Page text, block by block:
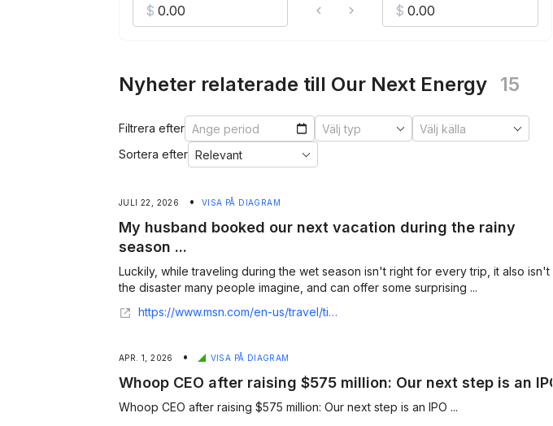
Nyheter relaterade till Our Next Energy 15
Filtrera efter
Sortera efter
JULI 22, 2026 • VISA PÅ DIAGRAM
My husband booked our next vacation during the rainy
season ...
Luckily, while traveling during the wet season isn't right for every trip, it also isn't
the disaster many people imagine, and can offer some surprising ...
https://www.msn.com/en-us/travel/tips/my-husband-booked-our-next-vacation-during-the-rainy-season-because-it-was-cheaper-did-we-make-a-huge-mistake/ss-AA28ngic
APR. 1, 2026 • VISA PÅ DIAGRAM
Whoop CEO after raising $575 million: Our next step is an IPO
Whoop CEO after raising $575 million: Our next step is an IPO ...